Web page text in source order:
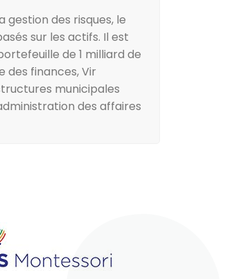
des risques, le
sur les actifs. Il est
de 1 milliard de
finances, Vir
municipales
des affaires